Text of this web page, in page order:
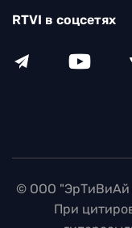
RTVI в соцсетях
© ООО "ЭрТиВиАй
При